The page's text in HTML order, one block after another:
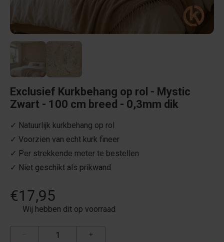
Exclusief Kurkbehang op rol - Mystic
Zwart - 100 cm breed - 0,3mm dik
✓ Natuurlijk kurkbehang op rol
✓ Voorzien van echt kurk fineer
✓ Per strekkende meter te bestellen
✓ Niet geschikt als prikwand
€17,95
Wij hebben dit op voorraad
+